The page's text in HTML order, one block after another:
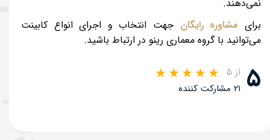
نمی‌دهند.
برای مشاوره رایگان جهت انتخاب و اجرای انواع کابینت
می‌توانید با گروه معماری رینو در ارتباط باشید.
۵ از ۵
۲۱ مشارکت کننده